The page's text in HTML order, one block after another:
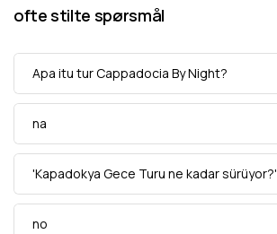
ofte stilte spørsmål
Apa itu tur Cappadocia By Night?
na
'Kapadokya Gece Turu ne kadar sürüyor?'
no